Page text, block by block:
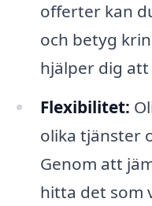
offerter kan
och betyg
hjälper dig
Flexibilitet:
olika tjänster
Genom att
hitta det som